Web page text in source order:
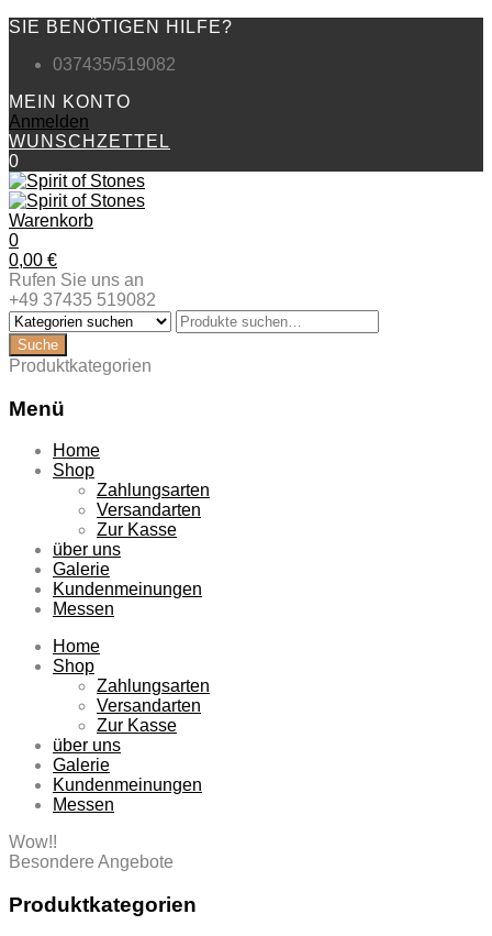
SIE BENÖTIGEN HILFE?
037435/519082
MEIN KONTO
Anmelden
WUNSCHZETTEL
0
Warenkorb
0
0,00 €
Rufen Sie uns an
+49 37435 519082
Produktkategorien
Menü
Zum
Inhalt
Home
Shop
Zahlungsarten
Versandarten
Zur Kasse
über uns
Galerie
Kundenmeinungen
Messen
Home
Shop
Zahlungsarten
Versandarten
Zur Kasse
über uns
Galerie
Kundenmeinungen
Messen
Wow!!
Besondere Angebote
Produktkategorien